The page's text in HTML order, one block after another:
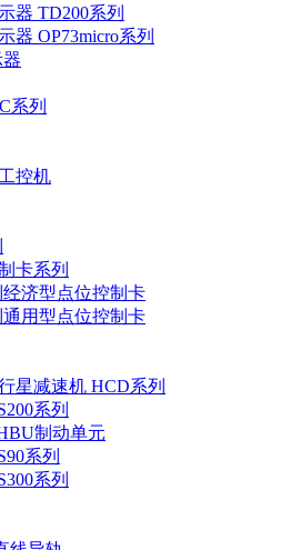
器 TD200系列
器 OP73micro系列
系列
控机
卡系列
济型点位控制卡
用型点位控制卡
星减速机 HCD系列
系列
制动单元
系列
系列